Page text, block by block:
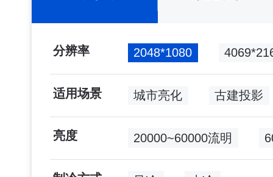
分辨率 2048*1080
适用场景 城市亮化 古建投影
亮度 20000~60000流明